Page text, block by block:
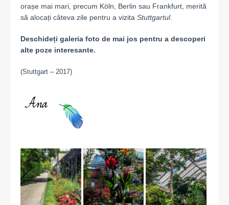
orașe mai mari, precum Köln, Berlin sau Frankfurt, merită
să alocați câteva zile pentru a vizita Stuttgartul.
Deschideți galeria foto de mai jos pentru a descoperi
alte poze interesante.
(Stuttgart – 2017)